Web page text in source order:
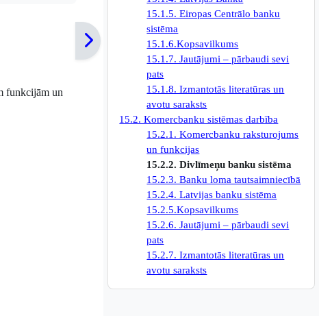
15.1.5. Eiropas Centrālo banku
sistēma
15.1.6.Kopsavilkums
15.1.7. Jautājumi – pārbaudi sevi
pats
15.1.8. Izmantotās literatūras un
avotu saraksts
15.2. Komercbanku sistēmas darbība
15.2.1. Komercbanku raksturojums
un funkcijas
15.2.2. Divlīmeņu banku sistēma
15.2.3. Banku loma tautsaimniecībā
15.2.4. Latvijas banku sistēma
15.2.5.Kopsavilkums
15.2.6. Jautājumi – pārbaudi sevi
pats
15.2.7. Izmantotās literatūras un
avotu saraksts
funkcijām un